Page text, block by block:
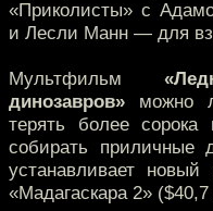
«Приколисты» с
и Лесли Манн — для
Мультфильм
динозавров» можно
терять более сорока
собирать приличные
устанавливает
«Мадагаскара 2»